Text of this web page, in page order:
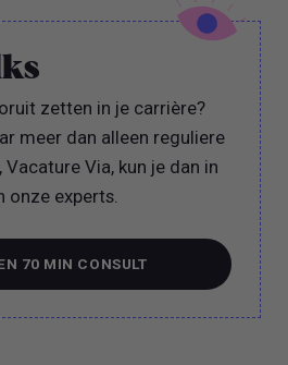
zetten in je carrière?
meer dan alleen reguliere
Via, kun je dan in
onze experts.
70 MIN CONSULT
70 MIN CONSULT